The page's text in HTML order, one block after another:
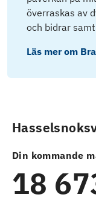
överraskas av
och bidrar
Läs mer om
Din kommande
18